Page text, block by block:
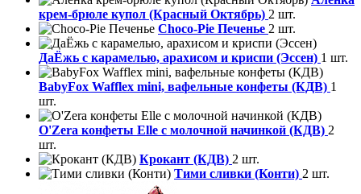
крем-брюле купол (Красный Октябрь) 2 шт.
Choco-Pie Печенье 2 шт.
ДаЁжь с карамелью, арахисом и криспи (Эссен) 1 шт.
BabyFox Wafflex mini, вафельные конфеты (КДВ) 1
шт.
O'Zera конфеты Elle с молочной начинкой (КДВ) 2
шт.
Крокант (КДВ) 2 шт.
Тими сливки (Конти) 2 шт.